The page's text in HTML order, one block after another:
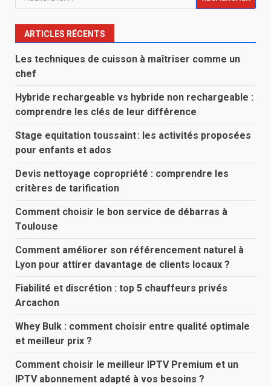
ARTICLES RÉCENTS
Les techniques de cuisson à maîtriser comme un
chef
Hybride rechargeable vs hybride non rechargeable :
comprendre les clés de leur différence
Stage equitation toussaint : les activités proposées
pour enfants et ados
Devis nettoyage copropriété : comprendre les
critères de tarification
Comment choisir le bon service de débarras à
Toulouse
Comment améliorer son référencement naturel à
Lyon pour attirer davantage de clients locaux ?
Fiabilité et discrétion : top 5 chauffeurs privés
Arcachon
Whey Bulk : comment choisir entre qualité optimale
et meilleur prix ?
Comment choisir le meilleur IPTV Premium et un
IPTV abonnement adapté à vos besoins ?